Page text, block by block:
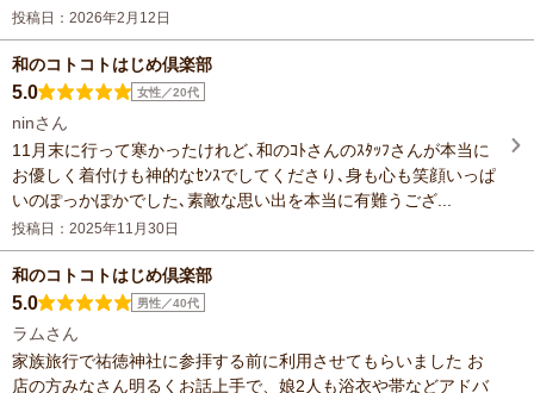
投稿日：2026年2月12日
和のコトコトはじめ倶楽部
5.0 女性／20代
ninさん
11月末に行って寒かったけれど､和のｺﾄさんのｽﾀｯﾌさんが本当に
お優しく着付けも神的なｾﾝｽでしてくださり､身も心も笑顔いっぱ
いのぽっかぽかでした､素敵な思い出を本当に有難うござ...
投稿日：2025年11月30日
和のコトコトはじめ倶楽部
5.0 男性／40代
ラムさん
家族旅行で祐徳神社に参拝する前に利用させてもらいました お
店の方みなさん明るくお話上手で、娘2人も浴衣や帯などアドバ